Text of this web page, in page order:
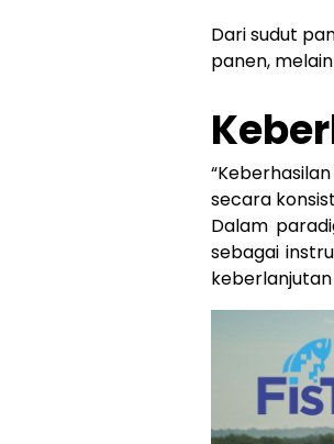
Dari sudut
panen,
secara
Dalam
sebagai